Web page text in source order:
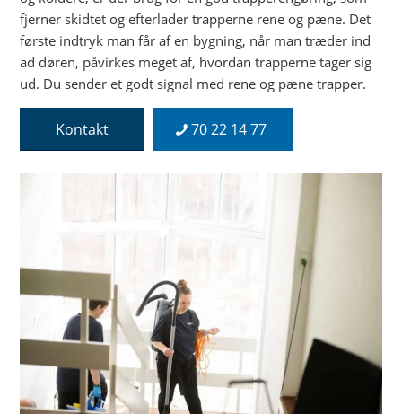
fjerner skidtet og efterlader trapperne rene og pæne. Det
første indtryk man får af en bygning, når man træder ind
ad døren, påvirkes meget af, hvordan trapperne tager sig
ud. Du sender et godt signal med rene og pæne trapper.
Kontakt 70 22 14 77